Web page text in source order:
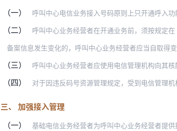
（一）
呼叫中心电信业务接入号码原则上只开通呼入功能，对确
（二）
呼叫中心业务经营者在开通业务前，须按规定在“码号资
备案信息发生变化的，呼叫中心业务经营者应当自取得
（三） 呼叫中心业务经营者应使用电信管理机构向其核配的电
（四） 对于因违反码号资源管理规定，受到电信管理
三、 加强接入管理
（一）
基础电信业务经营者为呼叫中心业务经营者提供接